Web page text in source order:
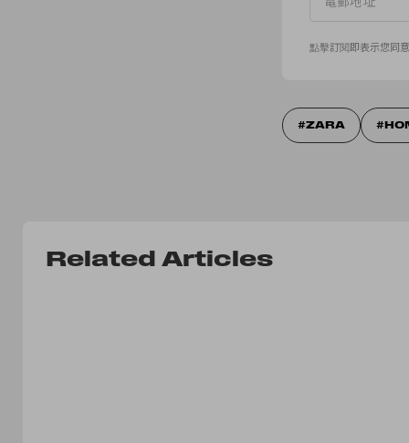
點擊訂閱即表示您同
ZARA
Related Articles